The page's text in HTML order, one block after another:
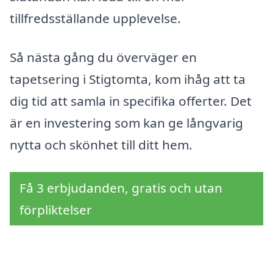
tillfredsställande upplevelse.
Så nästa gång du överväger en
tapetsering i Stigtomta, kom ihåg att ta
dig tid att samla in specifika offerter. Det
är en investering som kan ge långvarig
nytta och skönhet till ditt hem.
Få 3 erbjudanden, gratis och utan
förpliktelser